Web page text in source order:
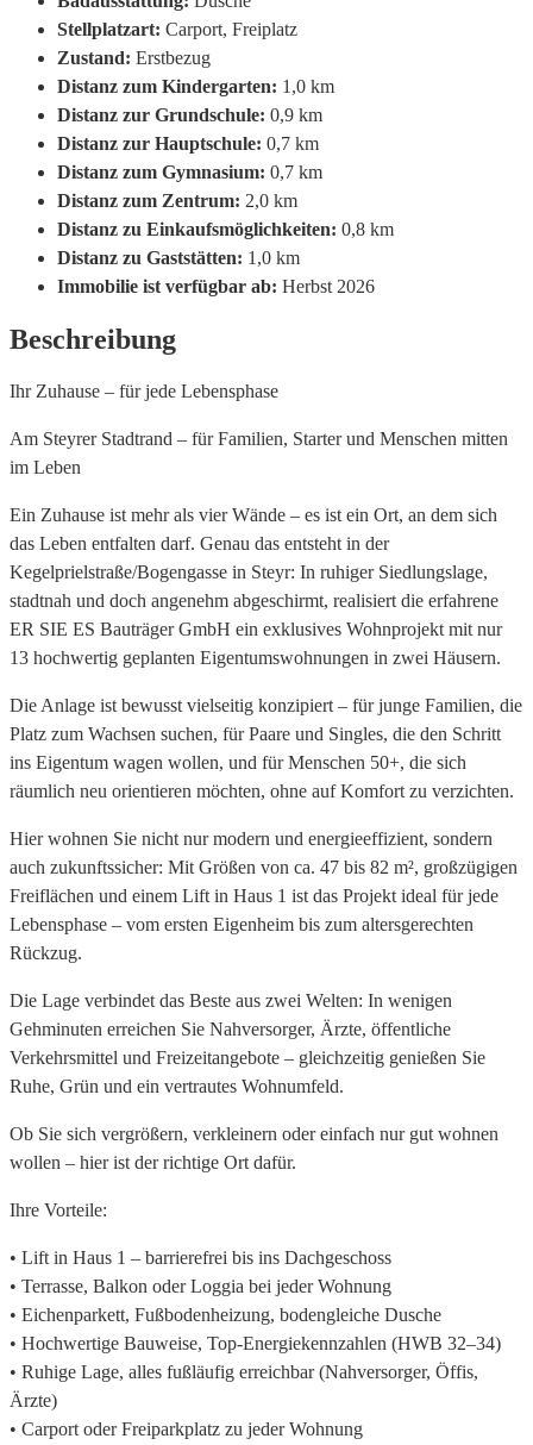
Stellplatzart: Carport, Freiplatz
Zustand: Erstbezug
Distanz zum Kindergarten: 1,0 km
Distanz zur Grundschule: 0,9 km
Distanz zur Hauptschule: 0,7 km
Distanz zum Gymnasium: 0,7 km
Distanz zum Zentrum: 2,0 km
Distanz zu Einkaufsmöglichkeiten: 0,8 km
Distanz zu Gaststätten: 1,0 km
Immobilie ist verfügbar ab: Herbst 2026
Beschreibung
Ihr Zuhause – für jede Lebensphase
Am Steyrer Stadtrand – für Familien, Starter und Menschen mitten
im Leben
Ein Zuhause ist mehr als vier Wände – es ist ein Ort, an dem sich
das Leben entfalten darf. Genau das entsteht in der
Kegelprielstraße/Bogengasse in Steyr: In ruhiger Siedlungslage,
stadtnah und doch angenehm abgeschirmt, realisiert die erfahrene
ER SIE ES Bauträger GmbH ein exklusives Wohnprojekt mit nur
13 hochwertig geplanten Eigentumswohnungen in zwei Häusern.
Die Anlage ist bewusst vielseitig konzipiert – für junge Familien, die
Platz zum Wachsen suchen, für Paare und Singles, die den Schritt
ins Eigentum wagen wollen, und für Menschen 50+, die sich
räumlich neu orientieren möchten, ohne auf Komfort zu verzichten.
Hier wohnen Sie nicht nur modern und energieeffizient, sondern
auch zukunftssicher: Mit Größen von ca. 47 bis 82 m², großzügigen
Freiflächen und einem Lift in Haus 1 ist das Projekt ideal für jede
Lebensphase – vom ersten Eigenheim bis zum altersgerechten
Rückzug.
Die Lage verbindet das Beste aus zwei Welten: In wenigen
Gehminuten erreichen Sie Nahversorger, Ärzte, öffentliche
Verkehrsmittel und Freizeitangebote – gleichzeitig genießen Sie
Ruhe, Grün und ein vertrautes Wohnumfeld.
Ob Sie sich vergrößern, verkleinern oder einfach nur gut wohnen
wollen – hier ist der richtige Ort dafür.
Ihre Vorteile:
• Lift in Haus 1 – barrierefrei bis ins Dachgeschoss
• Terrasse, Balkon oder Loggia bei jeder Wohnung
• Eichenparkett, Fußbodenheizung, bodengleiche Dusche
• Hochwertige Bauweise, Top-Energiekennzahlen (HWB 32–34)
• Ruhige Lage, alles fußläufig erreichbar (Nahversorger, Öffis,
Ärzte)
• Carport oder Freiparkplatz zu jeder Wohnung